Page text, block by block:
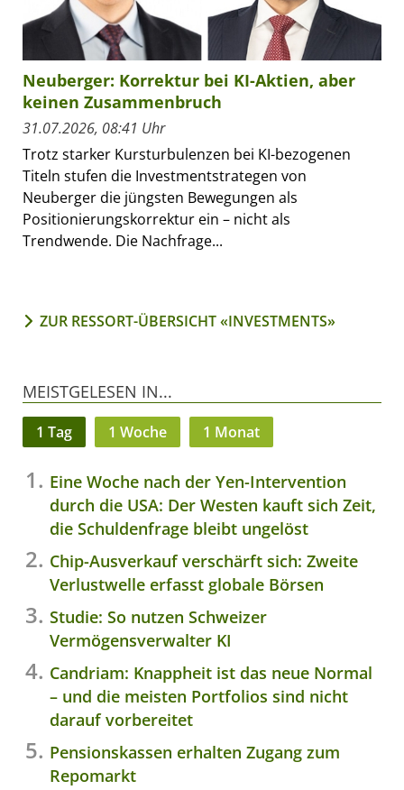
Neuberger: Korrektur bei KI-Aktien, aber
keinen Zusammenbruch
31.07.2026, 08:41 Uhr
Trotz starker Kursturbulenzen bei KI-bezogenen
Titeln stufen die Investmentstrategen von
Neuberger die jüngsten Bewegungen als
Positionierungskorrektur ein – nicht als
Trendwende. Die Nachfrage...
ZUR RESSORT-ÜBERSICHT «INVESTMENTS»
MEISTGELESEN IN...
1 Tag 1 Woche 1 Monat
Eine Woche nach der Yen-Intervention
durch die USA: Der Westen kauft sich Zeit,
die Schuldenfrage bleibt ungelöst
Chip-Ausverkauf verschärft sich: Zweite
Verlustwelle erfasst globale Börsen
Studie: So nutzen Schweizer
Vermögensverwalter KI
Candriam: Knappheit ist das neue Normal
– und die meisten Portfolios sind nicht
darauf vorbereitet
Pensionskassen erhalten Zugang zum
Repomarkt